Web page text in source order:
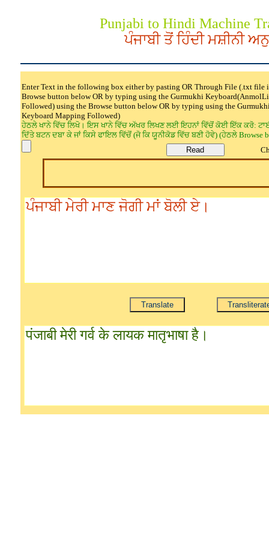
Punjabi to Hindi Machine
ਪੰਜਾਬੀ ਤੋਂ ਹਿੰਦੀ ਮਸ਼ੀਨੀ
Enter Text in the following box either by pasting OR Through File (.txt file
Browse button below OR by typing using the Gurmukhi
Followed) using the Browse button below OR by typing using the
Keyboard Mapping Followed)
ਹੇਠਲੇ ਖਾਨੇ ਵਿੱਚ ਲਿਖੋ। ਇਸ ਖਾਨੇ ਵਿੱਚ ਅੱਖਰ ਲਿਖਣ ਲਈ ਇਹਨਾਂ ਵਿੱਚੋਂ ਕੋਈ ਇੱਕ ਕਰੋ:
ਦਿੱਤੇ ਬਟਨ ਦਬਾ ਕੇ ਜਾਂ ਕਿਸੇ ਫਾਇਲ ਵਿੱਚੋਂ (ਜੋ ਕਿ ਯੂਨੀਕੋਡ ਵਿੱਚ ਬਣੀ ਹੋਵੇ) (ਹੇਠਲੇ Browse
Char